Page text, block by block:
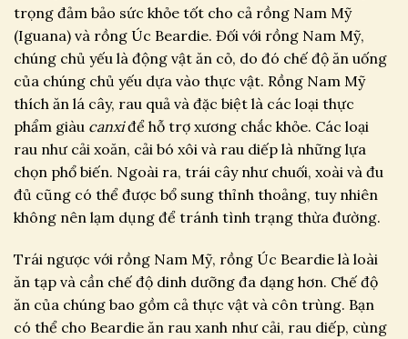
trọng đảm bảo sức khỏe tốt cho cả rồng Nam Mỹ
(Iguana) và rồng Úc Beardie. Đối với rồng Nam Mỹ,
chúng chủ yếu là động vật ăn cỏ, do đó chế độ ăn uống
của chúng chủ yếu dựa vào thực vật. Rồng Nam Mỹ
thích ăn lá cây, rau quả và đặc biệt là các loại thực
phẩm giàu canxiđể hỗ trợ xương chắc khỏe. Các loại
rau như cải xoăn, cải bó xôi và rau diếp là những lựa
chọn phổ biến. Ngoài ra, trái cây như chuối, xoài và đu
đủ cũng có thể được bổ sung thỉnh thoảng, tuy nhiên
không nên lạm dụng để tránh tình trạng thừa đường.
Trái ngược với rồng Nam Mỹ, rồng Úc Beardie là loài
ăn tạp và cần chế độ dinh dưỡng đa dạng hơn. Chế độ
ăn của chúng bao gồm cả thực vật và côn trùng. Bạn
có thể cho Beardie ăn rau xanh như cải, rau diếp, cùng